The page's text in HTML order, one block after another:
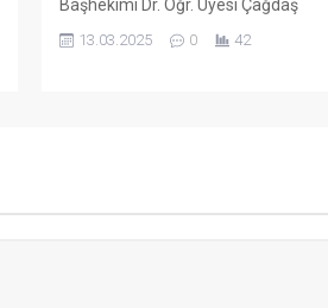
Başhekimi Dr. Öğr. Üyesi Çağdaş
dolayısıyla bir mesaj yayımladı.
çalışanlarımızın 14 Mart Tıp
13.03.2025 0 42